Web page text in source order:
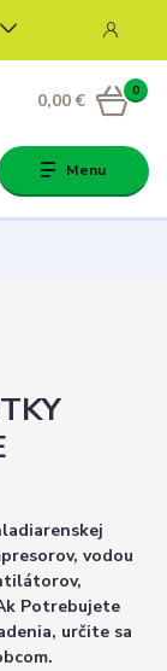
Menu
0
0,00 €
vodou
Potrebujete
určite sa